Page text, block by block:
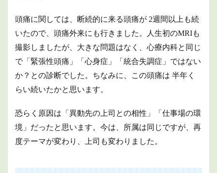
頭痛に関しては、断続的に来る頭痛が 2週間以上も続
いたので、頭痛外来にも行きました。人生初のMRIも
撮影しましたが、大きな問題はなく、心療内科と同じ
で「緊張性頭痛」「心身症」「統合失調症」ではない
か？との診断でした。ちなみに、この頭痛は 半年く
らい続いたかと思います。
恐らく原因は「異動先の上司との相性」「仕事場の環
境」だったと思います。今は、所属は同じですが、再
度テーマが変わり、上司も変わりました。